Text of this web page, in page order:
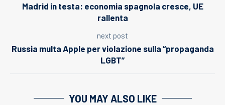
Madrid in testa: economia spagnola cresce, UE
rallenta
next post
Russia multa Apple per violazione sulla “propaganda
LGBT”
YOU MAY ALSO LIKE